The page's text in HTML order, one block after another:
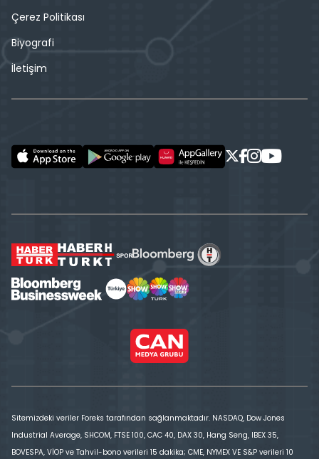
Çerez Politikası
Biyografi
İletişim
Sitemizdeki veriler Foreks tarafından sağlanmaktadır. NASDAQ, Dow Jones
Industrial Average, SHCOM, FTSE 100, CAC 40, DAX 30, Hang Seng, IBEX 35,
BOVESPA, VİOP ve Tahvil-bono verileri 15 dakika; CME, NYMEX VE S&P verileri 10